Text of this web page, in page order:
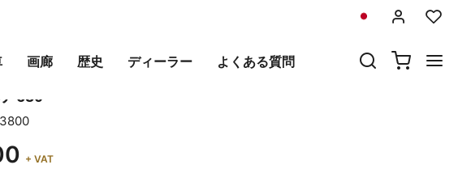
画廊 歴史 ディーラー よくある質問
イドバッグ+フレーム ロイヤルエンフ
650
+ VAT